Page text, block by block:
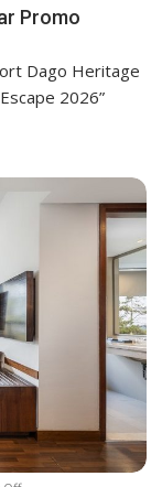
n
s
B
e
o
t
g
o
Promo
Dago Heritage
2026”